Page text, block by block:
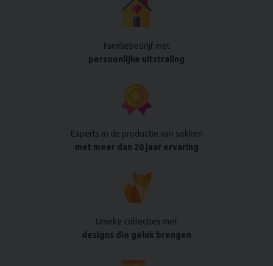
Familiebedrijf met
persoonlijke uitstraling
Experts in de productie van sokken
met meer dan 20 jaar ervaring
Unieke collecties met
designs die geluk brengen